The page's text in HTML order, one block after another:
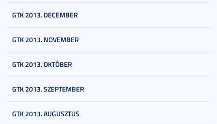
GTK 2013. DECEMBER
GTK 2013. NOVEMBER
GTK 2013. OKTÓBER
GTK 2013. SZEPTEMBER
GTK 2013. AUGUSZTUS